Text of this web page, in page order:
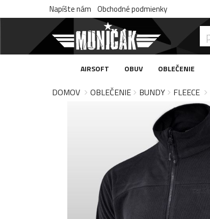
Napíšte nám Obchodné podmienky
AIRSOFT OBUV OBLEČENIE
DOMOV OBLEČENIE BUNDY FLEECE